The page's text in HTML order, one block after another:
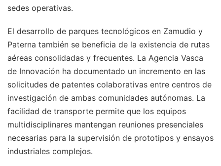
sedes operativas.
El desarrollo de parques tecnológicos en Zamudio y
Paterna también se beneficia de la existencia de rutas
aéreas consolidadas y frecuentes. La Agencia Vasca
de Innovación ha documentado un incremento en las
solicitudes de patentes colaborativas entre centros de
investigación de ambas comunidades autónomas. La
facilidad de transporte permite que los equipos
multidisciplinares mantengan reuniones presenciales
necesarias para la supervisión de prototipos y ensayos
industriales complejos.